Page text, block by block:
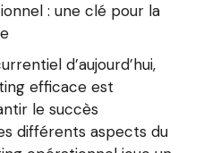
: une clé pour la
d’aujourd’hui,
efficace est
le succès
différents aspects du